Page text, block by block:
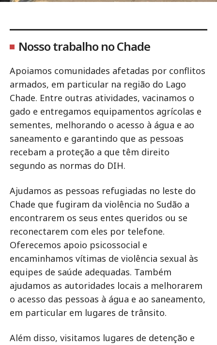
Nosso trabalho no Chade
Apoiamos comunidades afetadas por conflitos
armados, em particular na região do Lago
Chade. Entre outras atividades, vacinamos o
gado e entregamos equipamentos agrícolas e
sementes, melhorando o acesso à água e ao
saneamento e garantindo que as pessoas
recebam a proteção a que têm direito
segundo as normas do DIH.
Ajudamos as pessoas refugiadas no leste do
Chade que fugiram da violência no Sudão a
encontrarem os seus entes queridos ou se
reconectarem com eles por telefone.
Oferecemos apoio psicossocial e
encaminhamos vítimas de violência sexual às
equipes de saúde adequadas. Também
ajudamos as autoridades locais a melhorarem
o acesso das pessoas à água e ao saneamento,
em particular em lugares de trânsito.
Além disso, visitamos lugares de detenção e